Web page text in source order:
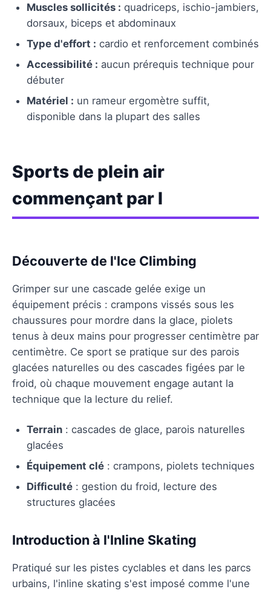
Muscles sollicités : quadriceps, ischio-jambiers,
dorsaux, biceps et abdominaux
Type d'effort : cardio et renforcement combinés
Accessibilité : aucun prérequis technique pour
débuter
Matériel : un rameur ergomètre suffit,
disponible dans la plupart des salles
Sports de plein air
commençant par I
Découverte de l'Ice Climbing
Grimper sur une cascade gelée exige un
équipement précis : crampons vissés sous les
chaussures pour mordre dans la glace, piolets
tenus à deux mains pour progresser centimètre par
centimètre. Ce sport se pratique sur des parois
glacées naturelles ou des cascades figées par le
froid, où chaque mouvement engage autant la
technique que la lecture du relief.
Terrain : cascades de glace, parois naturelles
glacées
Équipement clé : crampons, piolets techniques
Difficulté : gestion du froid, lecture des
structures glacées
Introduction à l'Inline Skating
Pratiqué sur les pistes cyclables et dans les parcs
urbains, l'inline skating s'est imposé comme l'une